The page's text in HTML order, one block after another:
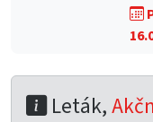
Leták,